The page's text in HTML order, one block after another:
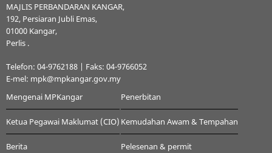
MAJLIS PERBANDARAN KANGAR,
192, Persiaran Jubli Emas,
01000 Kangar,
Perlis .
Telefon: 04-9762188 | Faks: 04-9766052
E-mel: mpk@mpkangar.gov.my
Mengenai MPKangar
Ketua Pegawai Maklumat (CIO)
Berita
Penerbitan
Kemudahan Awam & Tempahan
Pelesenan & permit